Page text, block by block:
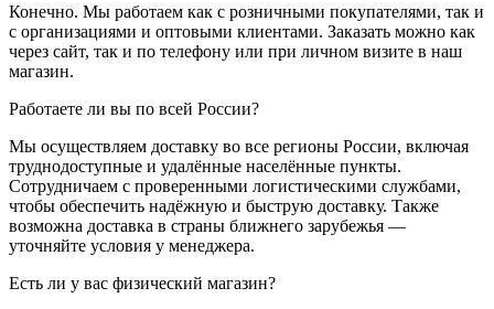
Конечно. Мы работаем как с розничными покупателями, так и
с организациями и оптовыми клиентами. Заказать можно как
через сайт, так и по телефону или при личном визите в наш
магазин.
Работаете ли вы по всей России?
Мы осуществляем доставку во все регионы России, включая
труднодоступные и удалённые населённые пункты.
Сотрудничаем с проверенными логистическими службами,
чтобы обеспечить надёжную и быструю доставку. Также
возможна доставка в страны ближнего зарубежья —
уточняйте условия у менеджера.
Есть ли у вас физический магазин?